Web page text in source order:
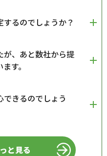
るのでしょうか？
が、あと数社から提
す。
きるのでしょう
と見る